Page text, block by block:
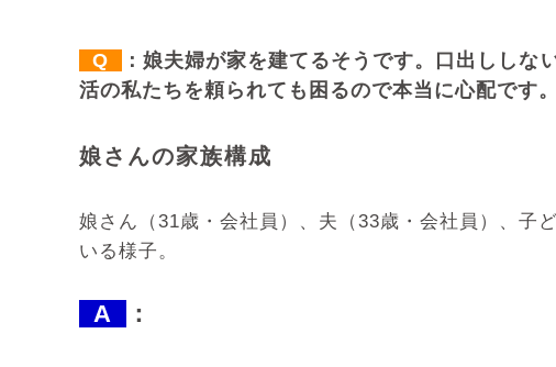
Q
：娘夫婦が家を建てるそうです。口出しし
活の私たちを頼られても困るので本当に心配です。
娘さんの家族構成
娘さん（31歳・会社員）、夫（33歳・会社員）、子
いる様子。
A ：